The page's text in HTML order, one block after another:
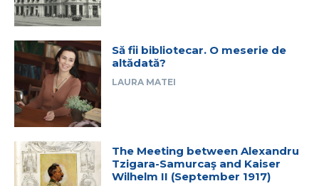
Să fii bibliotecar. O meserie de
altădată?
LAURA MATEI
The Meeting between Alexandru
Tzigara-Samurcaş and Kaiser
Wilhelm II (September 1917)